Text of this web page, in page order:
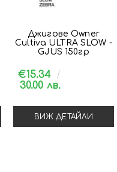
Джигове Owner
Cultiva ULTRA SLOW -
GJUS 150гр
€15.34
30.00 лв.
ВИЖ ДЕТАЙЛИ